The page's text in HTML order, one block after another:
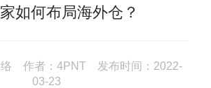
如何布局海外仓？
络 作者：4PNT 发布时间：2022-
03-23